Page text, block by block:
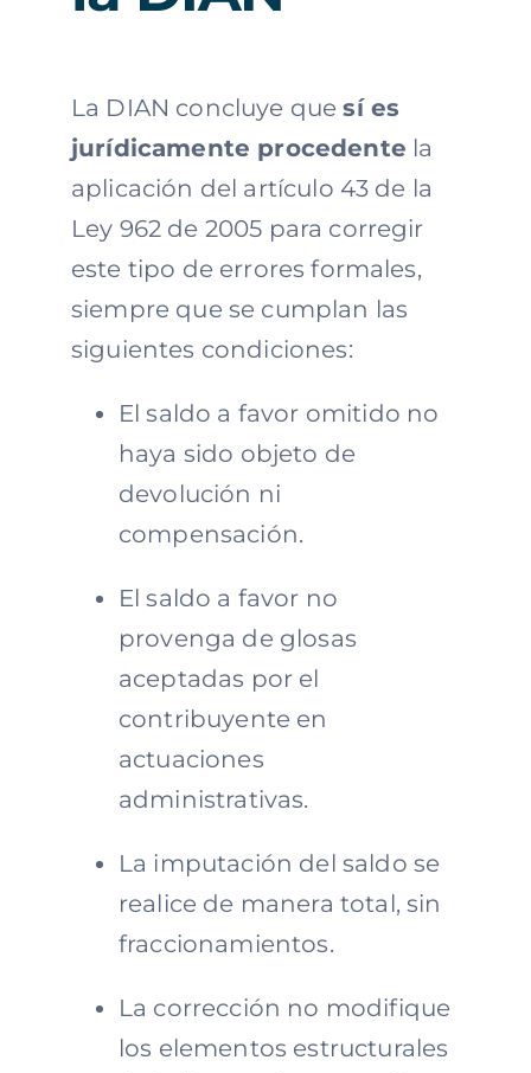
La DIAN concluye quesí es
jurídicamente procedente la
aplicación del artículo 43 de la
Ley 962 de 2005 para corregir
este tipo de errores formales,
siempre que se cumplan las
siguientes condiciones:
El saldo a favor omitido no
haya sido objeto de
devolución ni
compensación.
El saldo a favor no
provenga de glosas
aceptadas por el
contribuyente en
actuaciones
administrativas.
La imputación del saldo se
realice de manera total, sin
fraccionamientos.
La corrección no modifique
los elementos estructurales